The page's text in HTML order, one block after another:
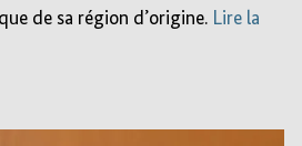
de sa région d’origine. Lire la